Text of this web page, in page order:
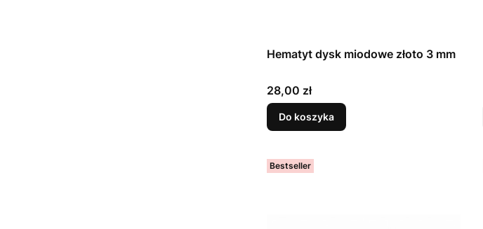
Hematyt dysk miodowe złoto 3 mm
Cena
28,00 zł
Do koszyka
Bestseller